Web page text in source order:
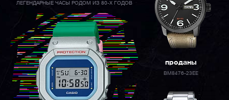
ЛЕГЕНДАРНЫЕ ЧАСЫ РОДОМ ИЗ 80-Х ГОДОВ
проданы
BM8476-23EE